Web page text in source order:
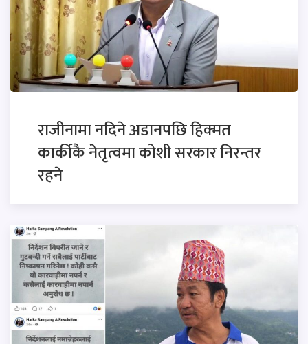
राजीनामा नदिने अडानपछि हिक्मत
कार्कीकै नेतृत्वमा कोशी सरकार निरन्तर
रहने